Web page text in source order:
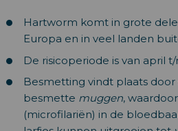
Hartworm komt in grote
Europa en in veel landen
De risicoperiode is van april
Besmetting vindt plaats door
besmette muggen,
(microfilariën) in de